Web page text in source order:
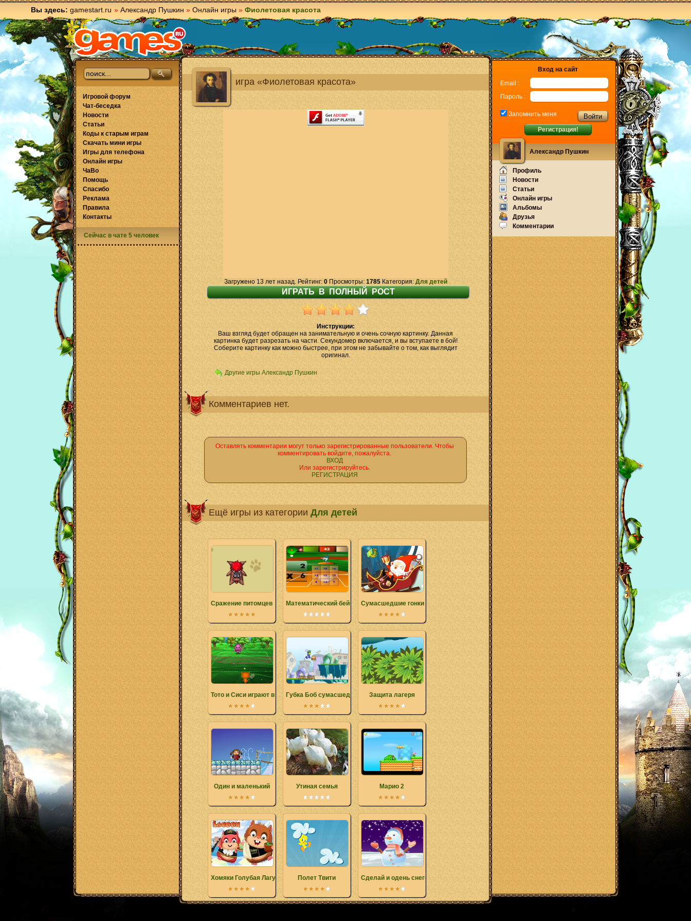
Вы здесь: gamestart.ru » Александр Пушкин » Онлайн игры » Фиолетовая красота
игра «Фиолетовая красота»
Загружено 13 лет назад. Рейтинг: 0Просмотры: 1785Категория: Для детей
Инструкции:
Ваш взгляд будет обращен на занимательную и очень сочную картинку. Данная
картинка будет разрезать на части. Секундомер включается, и вы вступаете в бой!
Соберите картинку как можно быстрее, при этом не забывайте о том, как выглядит
оригинал.
Другие игры Александр Пушкин
Комментариев нет.
Оставлять комментарии могут только зарегистрированные пользователи. Чтобы
комментировать войдите, пожалуйста.
ВХОД
Или зарегистрируйтесь.
РЕГИСТРАЦИЯ
Ещё игры из категории Для детей
Сражение питомцев Математический бейсбол - дополненное издание
Сумасшедшие гонки Санты
Тото и Сиси играют в теннисГубка Боб сумасшедший забегЗащита лагеря
Один и маленький Утиная семья Марио 2
Хомяки Голубая Лагуна Полет Твити Сделай и одень снеговика
Игровой форум
Чат-беседка
Новости
Статьи
Коды к старым играм
Скачать мини игры
Игры для телефона
Онлайн игры
ЧаВо
Помощь
Спасибо
Реклама
Правила
Контакты
Сейчас в чате 5 человек
Вход на сайт
Email :
Пароль :
Запомнить меня
Регистрация!
Александр Пушкин
Профиль
Новости
Статьи
Онлайн игры
Альбомы
Друзья
Комментарии